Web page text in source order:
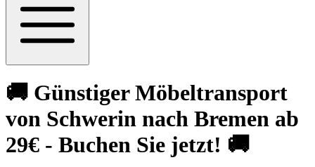
🚚 Günstiger Möbeltransport
von Schwerin nach Bremen ab
29€ - Buchen Sie jetzt! 🚚